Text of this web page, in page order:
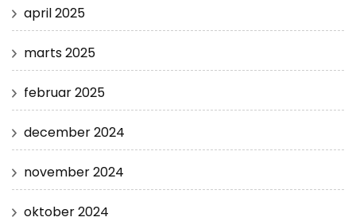
april 2025
marts 2025
februar 2025
december 2024
november 2024
oktober 2024